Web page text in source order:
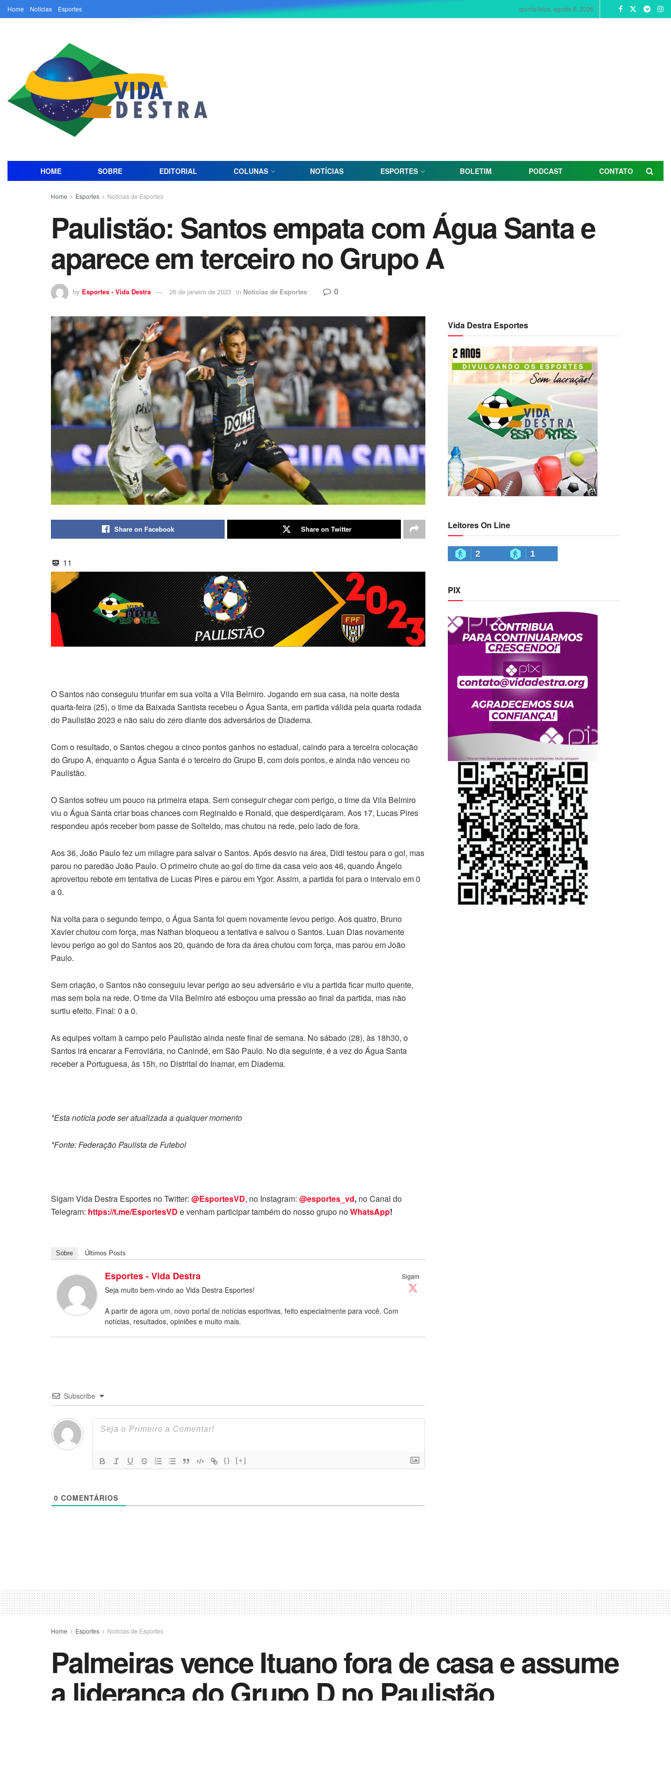
Home Notícias Esportes quinta-feira, agosto 6, 2026
HOME SOBRE EDITORIAL COLUNAS NOTÍCIAS ESPORTES BOLETIM PODCAST CONTATO
Home Esportes Notícias de Esportes
Paulistão: Santos empata com Água Santa e
aparece em terceiro no Grupo A
by Esportes - Vida Destra 26 de janeiro de 2023 in Notícias de Esportes 0
Share on Facebook Share on Twitter
11
O Santos não conseguiu triunfar em sua volta a Vila Belmiro. Jogando em sua casa, na noite desta
quarta-feira (25), o time da Baixada Santista recebeu oÁgua Santa, em partida válida pela quarta rodada
do Paulistão 2023 e não saiu do zero diante dos adversários de Diadema.
Com o resultado, o Santos chegou a cinco pontos ganhos no estadual, caindo para a terceira colocação
do Grupo A, enquanto o Água Santa é o terceiro do Grupo B, com dois pontos, e ainda não venceu no
Paulistão.
O Santos sofreu um pouco na primeira etapa. Sem conseguir chegar com perigo, o time da Vila Belmiro
viu o Água Santa criar boas chances com Reginaldo e Ronald, que desperdiçaram. Aos 17, Lucas Pires
respondeu após receber bom passe de Solteldo, mas chutou na rede, pelo lado de fora.
Aos 36, João Paulo fez um milagre para salvar o Santos. Após desvio na área, Didi testou para o gol, mas
parou no paredão João Paulo. O primeiro chute ao gol do time da casa veio aos 46, quando Ângelo
aproveitou rebote em tentativa de Lucas Pires e parou em Ygor. Assim, a partida foi para o intervalo em 0
a 0.
Na volta para o segundo tempo, o Água Santa foi quem novamente levou perigo. Aos quatro, Bruno
Xavier chutou com força, mas Nathan bloqueou a tentativa e salvou o Santos. Luan Dias novamente
levou perigo ao gol do Santos aos 20, quando de fora da área chutou com força, mas parou em João
Paulo.
Sem criação, o Santos não conseguiu levar perigo ao seu adversário e viu a partida ficar muito quente,
mas sem bola na rede. O time da Vila Belmiro até esboçou uma pressão ao final da partida, mas não
surtiu efeito. Final: 0 a 0.
As equipes voltam à campo pelo Paulistão ainda neste final de semana. No sábado (28), às 18h30, o
Santos irá encarar a Ferroviária, no Canindé, em São Paulo. No dia seguinte, é a vez do Água Santa
receber a Portuguesa, às 15h, no Distrital do Inamar, em Diadema.
*Esta notícia pode ser atualizada a qualquer momento
*Fonte: Federação Paulista de Futebol
Sigam Vida Destra Esportes no Twitter: @EsportesVD, no Instagram: @esportes_vd, no Canal do
Telegram: https://t.me/EsportesVD e venham participar também do nosso grupo noWhatsApp!
Sobre Últimos Posts
Sigam
Esportes - Vida Destra
Seja muito bem-vindo ao Vida Destra Esportes!
A partir de agora um, novo portal de notícias esportivas, feito especialmente para você. Com
notícias, resultados, opiniões e muito mais.
Subscribe
{} [+]
0 COMENTÁRIOS
Vida Destra Esportes
Leitores On Line
2 1
PIX
Home Esportes Notícias de Esportes
Palmeiras vence Ituano fora de casa e assume
a liderança do Grupo D no Paulistão